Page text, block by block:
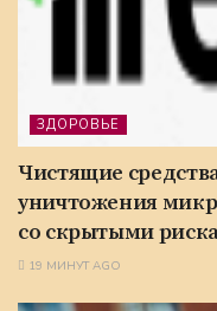
ЗДОРОВЬЕ
Чистящие
уничтожения
со скрытыми
19 МИНУТ AGO